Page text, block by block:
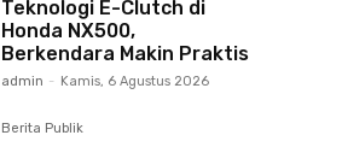
Teknologi E-Clutch di
Honda NX500,
Berkendara Makin Praktis
admin - Kamis, 6 Agustus 2026
Berita Publik